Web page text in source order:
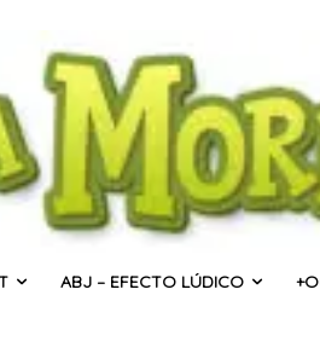
ABJ – EFECTO LÚDICO